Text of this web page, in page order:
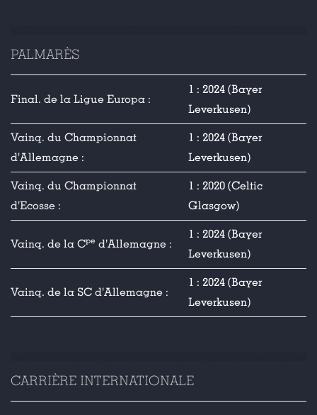
PALMARÈS
Final. de la Ligue Europa :
1 : 2024 (Bayer
Leverkusen)
Vainq. du Championnat
d'Allemagne :
1 : 2024 (Bayer
Leverkusen)
Vainq. du Championnat
d'Ecosse :
1 : 2020 (Celtic
Glasgow)
Vainq. de la Cpe d'Allemagne :
1 : 2024 (Bayer
Leverkusen)
Vainq. de la SC d'Allemagne :
1 : 2024 (Bayer
Leverkusen)
CARRIÈRE INTERNATIONALE